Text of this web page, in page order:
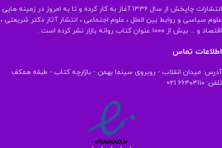
انتشارات چاپخش از سال ۱۳۳۶ آغاز به کار کرده و تا به امروز در زمینه هایی
علوم سیاسی و روابط بین الملل ، علوم اجتماعی ، انتشار آثار دکتر شریعتی ،
اقتصاد و ... بیش از ۱۰۰۰ عنوان کتاب روانه بازار نشر کرده است .
اطلاعات تماس
آدرس: میدان انقلاب - روبروی سینما بهمن - بازارچه کتاب - طبقه همکف
تلفن: ۶۶۴۰۴۱۱۰ 021